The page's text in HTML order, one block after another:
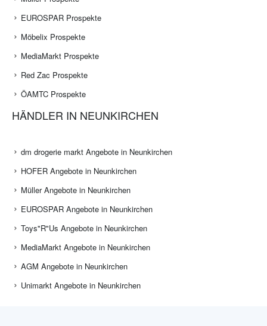
EUROSPAR Prospekte
Möbelix Prospekte
MediaMarkt Prospekte
Red Zac Prospekte
ÖAMTC Prospekte
HÄNDLER IN NEUNKIRCHEN
dm drogerie markt Angebote in Neunkirchen
HOFER Angebote in Neunkirchen
Müller Angebote in Neunkirchen
EUROSPAR Angebote in Neunkirchen
Toys"R"Us Angebote in Neunkirchen
MediaMarkt Angebote in Neunkirchen
AGM Angebote in Neunkirchen
Unimarkt Angebote in Neunkirchen